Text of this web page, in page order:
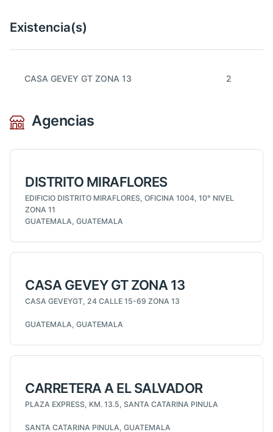
Existencia(s)
CASA GEVEY GT ZONA 13 2
Agencias
DISTRITO MIRAFLORES
EDIFICIO DISTRITO MIRAFLORES, OFICINA 1004, 10° NIVEL
ZONA 11
GUATEMALA, GUATEMALA
CASA GEVEY GT ZONA 13
CASA GEVEYGT, 24 CALLE 15-69 ZONA 13
GUATEMALA, GUATEMALA
CARRETERA A EL SALVADOR
PLAZA EXPRESS, KM. 13.5, SANTA CATARINA PINULA
SANTA CATARINA PINULA, GUATEMALA